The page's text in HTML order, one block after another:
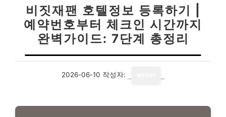
비짓재팬 호텔정보 등록하기 |
예약번호부터 체크인 시간까지
완벽가이드: 7단계 총정리
2026-06-10 작성자: